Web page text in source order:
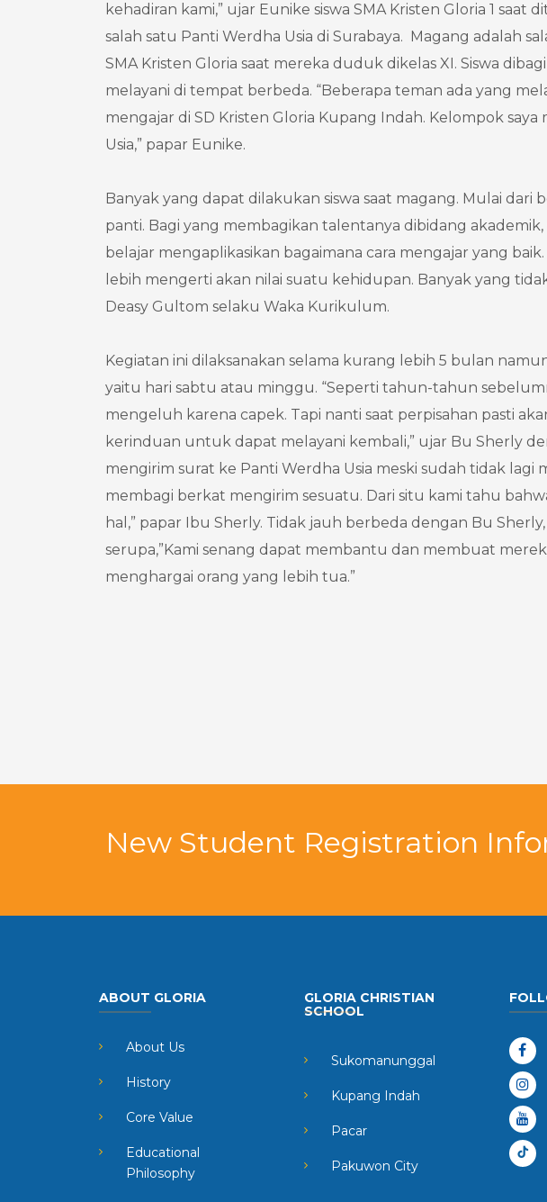
kehadiran kami,” ujar Eunike siswa SMA Kristen Gloria 1 saat
salah satu Panti Werdha Usia di Surabaya. Magang adalah
SMA Kristen Gloria saat mereka duduk dikelas XI. Siswa
melayani di tempat berbeda. “Beberapa teman ada yang
mengajar di SD Kristen Gloria Kupang Indah. Kelompok
Usia,” papar Eunike.
Banyak yang dapat dilakukan siswa saat magang. Mulai
panti. Bagi yang membagikan talentanya dibidang
belajar mengaplikasikan bagaimana cara mengajar yang
lebih mengerti akan nilai suatu kehidupan. Banyak yang
Deasy Gultom selaku Waka Kurikulum.
Kegiatan ini dilaksanakan selama kurang lebih 5 bulan
yaitu hari sabtu atau minggu. “Seperti tahun-tahun
mengeluh karena capek. Tapi nanti saat perpisahan pasti
kerinduan untuk dapat melayani kembali,” ujar Bu Sherly
mengirim surat ke Panti Werdha Usia meski sudah tidak lagi
membagi berkat mengirim sesuatu. Dari situ kami tahu
hal,” papar Ibu Sherly. Tidak jauh berbeda dengan Bu
serupa,”Kami senang dapat membantu dan membuat
menghargai orang yang lebih tua.”
New Student Registration
ABOUT GLORIA
About Us
History
Core Value
Educational
Philosophy
GLORIA CHRISTIAN
SCHOOL
Sukomanunggal
Kupang Indah
Pacar
Pakuwon City